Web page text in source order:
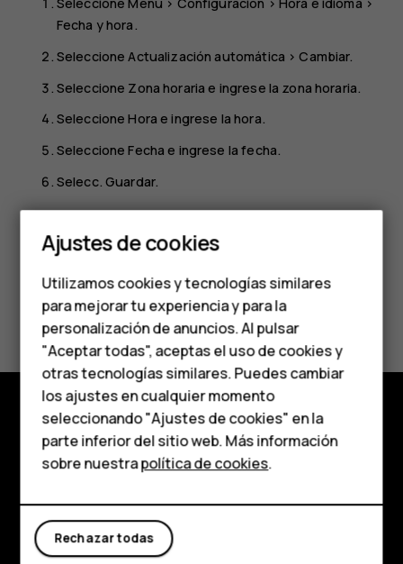
225
4G
(2024)
Smartphones
Teléfonos clásicos
Teléfonos para
personas mayores
Accesorios
HMD Terra M
Para empresas
Tabletas
Tienda
Mi cuenta
Fecha y hora.
Seleccione Actualización automática >Cambiar.
Seleccione Zona horaria e ingrese la zona horaria.
SeleccioneHora e ingrese la hora.
SeleccioneFecha e ingrese la fecha.
Selecc.Guardar.
¿Te ha parecido útil?
Sí No
Tienda
Acerca de
Planet and people
Asistencia
Ajustes de cookies
Utilizamos cookies y tecnologías similares
para mejorar tu experiencia y para la
personalización de anuncios. Al pulsar
"Aceptar todas", aceptas el uso de cookies y
otras tecnologías similares. Puedes cambiar
los ajustes en cualquier momento
seleccionando "Ajustes de cookies" en la
parte inferior del sitio web. Más información
sobre nuestrapolítica de cookies.
Rechazar todas